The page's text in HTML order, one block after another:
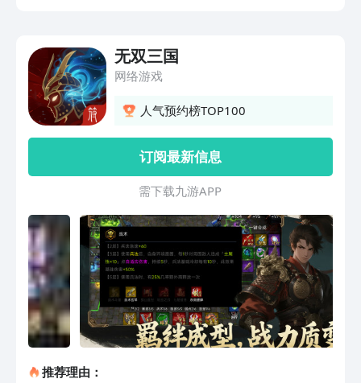
绍。
无双三国
网络游戏
人气预约榜TOP100
订阅最新信息
需 下 载 九 游 A P P
推荐理由：